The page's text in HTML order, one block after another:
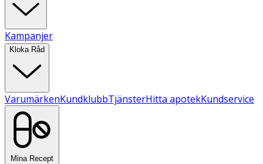
Kampanjer
Kloka Råd
VarumärkenKundklubbTjänsterHitta apotekKundservice
Mina Recept